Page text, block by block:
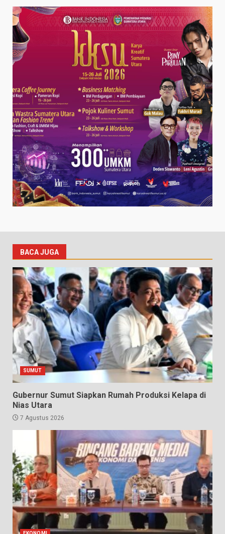
BACA JUGA
SUMUT
Gubernur Sumut Siapkan Rumah Produksi Kelapa di
Nias Utara
7 Agustus 2026